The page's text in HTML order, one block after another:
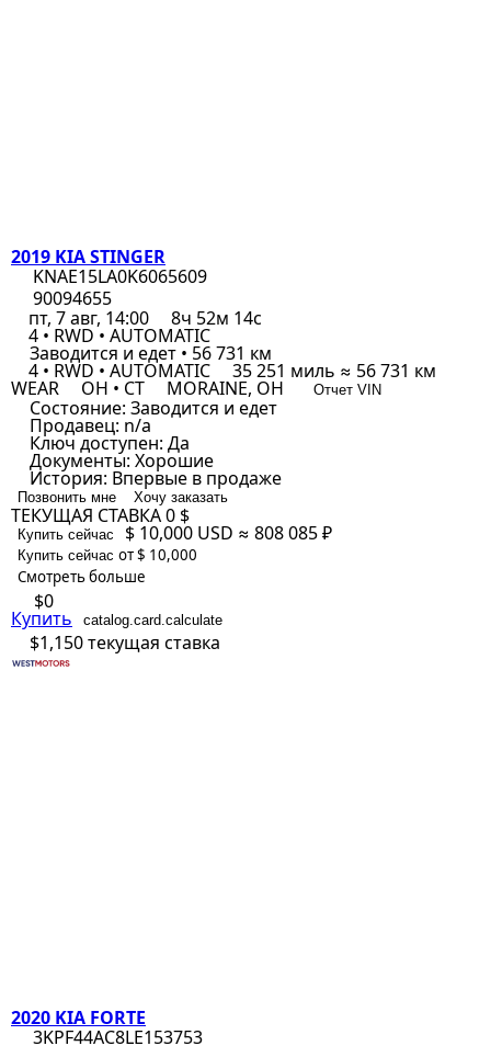
2019 KIA STINGER
KNAE15LA0K6065609
90094655
пт, 7 авг, 14:00
8ч 52м 14с
4 • RWD • AUTOMATIC
Заводится и едет • 56 731 км
4 • RWD • AUTOMATIC 35 251 миль ≈ 56 731 км
WEAR OH • CT MORAINE, OH Отчет VIN
Состояние: Заводится и едет
Продавец: n/a
Ключ доступен: Да
Документы: Хорошие
История: Впервые в продаже
Позвонить мне Хочу заказать
ТЕКУЩАЯ СТАВКА0 $
Купить сейчас $ 10,000 USD ≈ 808 085 ₽
Купить сейчас от $ 10,000
Смотреть больше
$0
Купить catalog.card.calculate
$1,150текущая ставка
2020 KIA FORTE
3KPF44AC8LE153753